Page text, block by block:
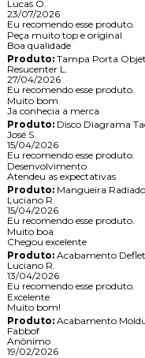
Lucas O.
23/07/2026
Eu recomendo esse produto.
Peça muito top e original
Boa qualidade
Produto:Tampa Porta
Resucenter L.
27/04/2026
Eu recomendo esse produto.
Muito bom
Ja conhecia a merca
Produto:Disco Diagrama
José S.
15/04/2026
Eu recomendo esse produto.
Desenvolvimento
Atendeu as expectativas
Produto:Mangueira
Luciano R.
15/04/2026
Eu recomendo esse produto.
Muito boa
Chegou excelente
Produto:Acabamento
Luciano R.
13/04/2026
Eu recomendo esse produto.
Excelente
Muito bom!
Produto:Acabamento
Fabbof
Anônimo
19/02/2026